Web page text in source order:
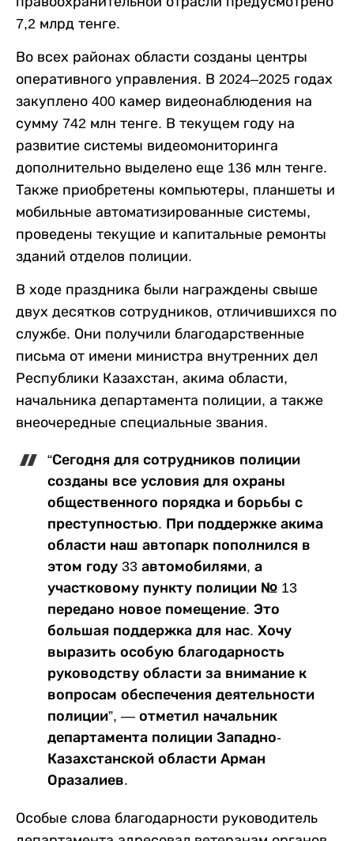
7,2 млрд тенге.
Во всех районах области созданы центры
оперативного управления. В 2024–2025 годах
закуплено 400 камер видеонаблюдения на
сумму 742 млн тенге. В текущем году на
развитие системы видеомониторинга
дополнительно выделено еще 136 млн тенге.
Также приобретены компьютеры, планшеты и
мобильные автоматизированные системы,
проведены текущие и капитальные ремонты
зданий отделов полиции.
В ходе праздника были награждены свыше
двух десятков сотрудников, отличившихся по
службе. Они получили благодарственные
письма от имени министра внутренних дел
Республики Казахстан, акима области,
начальника департамента полиции, а также
внеочередные специальные звания.
“Сегодня для сотрудников полиции
созданы все условия для охраны
общественного порядка и борьбы с
преступностью. При поддержке акима
области наш автопарк пополнился в
этом году 33 автомобилями, а
участковому пункту полиции № 13
передано новое помещение. Это
большая поддержка для нас. Хочу
выразить особую благодарность
руководству области за внимание к
вопросам обеспечения деятельности
полиции”, — отметил начальник
департамента полиции Западно-
Казахстанской области Арман
Оразалиев.
Особые слова благодарности руководитель